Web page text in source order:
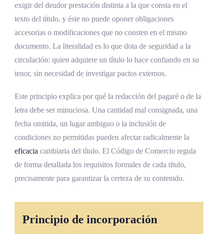
Protección del consumidor y literalidad
Prescripción, notariado y educación
Tecnología como factor disruptivo
Blockchain, contratos inteligentes y factoring
electrónico
Recomendaciones prácticas para la
confección
Cláusulas accesorias frecuentes
exigir del deudor prestación distinta a la que consta en el
texto del título, y éste no puede oponer obligaciones
accesorias o modificaciones que no consten en el mismo
documento. La literalidad es lo que dota de seguridad a la
circulación: quien adquiere un título lo hace confiando en su
tenor, sin necesidad de investigar pactos externos.
Este principio explica por qué la redacción del pagaré o de la
letra debe ser minuciosa. Una cantidad mal consignada, una
fecha omitida, un lugar ambiguo o la inclusión de
condiciones no permitidas pueden afectar radicalmente la
eficacia cambiaria del título. El Código de Comercio regula
de forma detallada los requisitos formales de cada título,
precisamente para garantizar la certeza de su contenido.
Principio de incorporación